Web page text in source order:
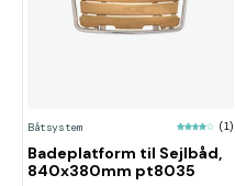
Båtsystem (1)
Badeplatform til Sejlbåd,
840x380mm pt8035